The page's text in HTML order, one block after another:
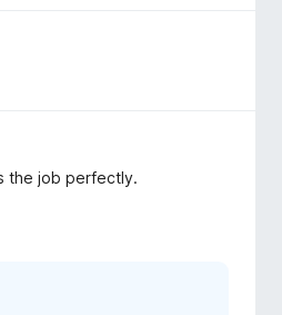
the job perfectly.